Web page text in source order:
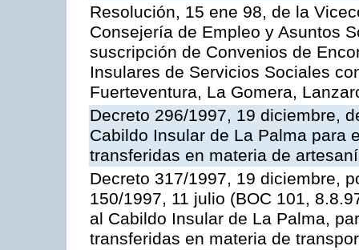
Resolución, 15 ene 98, de la
Consejería de Empleo y Asuntos
suscripción de Convenios de
Insulares de Servicios Sociales
Fuerteventura, La Gomera,
Decreto 296/1997, 19 diciembre,
Cabildo Insular de La Palma para
transferidas en materia de
Decreto 317/1997, 19 diciembre,
150/1997, 11 julio (BOC 101,
al Cabildo Insular de La Palma,
transferidas en materia de